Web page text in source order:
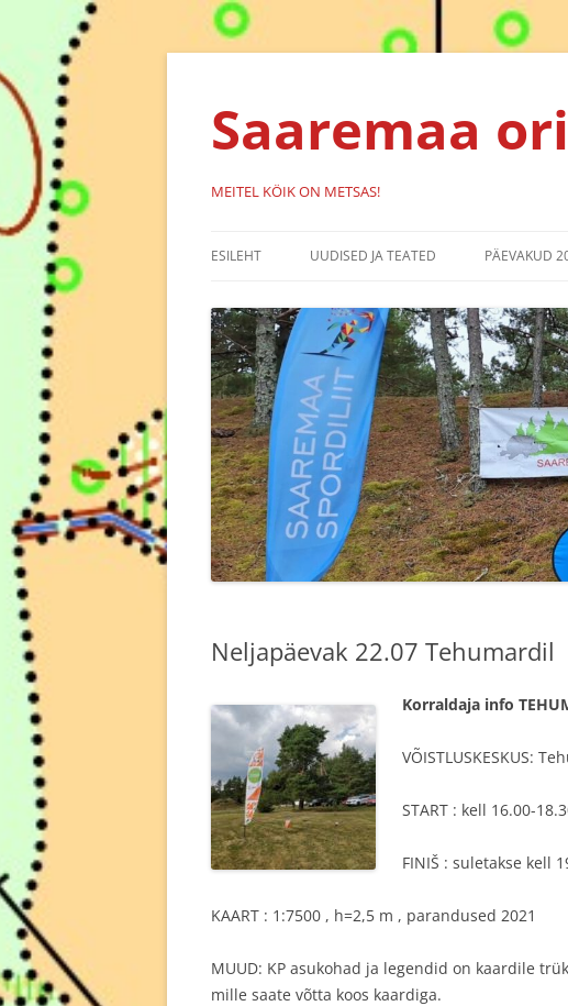
Liigu
Saaremaa
MEITEL KÖIK ON METSAS!
ESILEHT UUDISED JA TEATED
SÜNDMUSED
PÄEVAKUD
EMV2021
TULEMUSED
TULEMUSED
TULEMUSED
VÄLE PÄTT
Neljapäevak 22.07 Tehumardil
Korraldaja info
VÕISTLUSKESKUS:
START : kell 16.00-
FINIŠ : suletakse kell
KAART : 1:7500 , h=2,5 m , parandused 2021
MUUD: KP asukohad ja legendid on kaardile
mille saate võtta koos kaardiga.